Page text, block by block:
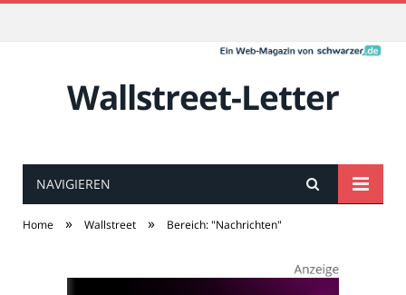
Wallstreet-Letter
NAVIGIEREN
Home » Wallstreet » Bereich: "Nachrichten"